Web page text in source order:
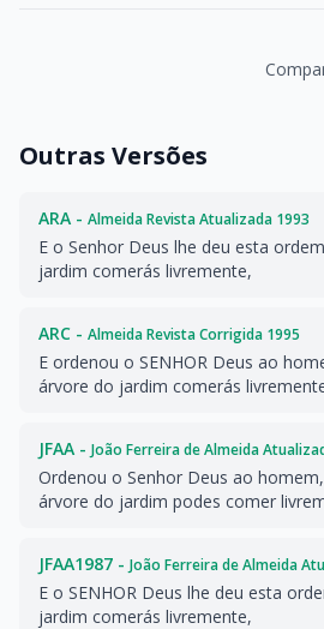
Outras Versões
ARA - Almeida Revista Atualizada 1993
E o Senhor Deus lhe deu esta
jardim comerás livremente,
ARC - Almeida Revista Corrigida 1995
E ordenou o SENHOR Deus ao
árvore do jardim comerás
JFAA - João Ferreira de Almeida
Ordenou o Senhor Deus ao
árvore do jardim podes comer
JFAA1987 - João Ferreira de Almeida
E o SENHOR Deus lhe deu esta
jardim comerás livremente,